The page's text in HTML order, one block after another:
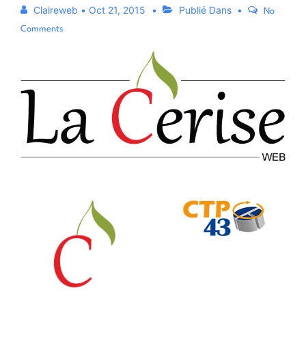
Claireweb • Oct 21, 2015 Publié Dans
No
Comments